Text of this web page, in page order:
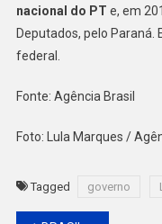
nacional do PT e, em
Deputados, pelo
federal.
Fonte: Agência Brasil
Foto: Lula Marques /
Tagged governo